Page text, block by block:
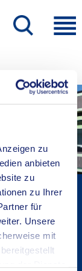
zu
anbieten
zu
zu Ihrer
für
Unsere
mit